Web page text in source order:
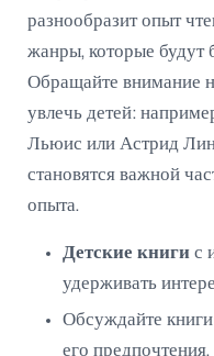
разнообразит опыт
жанры, которые будут
Обращайте внимание
увлечь детей:
Льюис или Астрид
становятся важной
опыта.
Детские книги с
удерживать
Обсуждайте
его предпочтения.